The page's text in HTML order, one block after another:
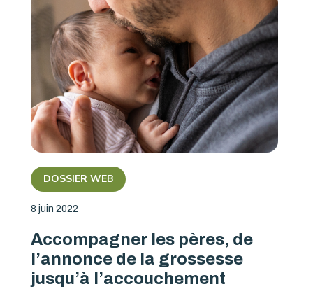
DOSSIER WEB
8 juin 2022
Accompagner les pères, de
l’annonce de la grossesse
jusqu’à l’accouchement